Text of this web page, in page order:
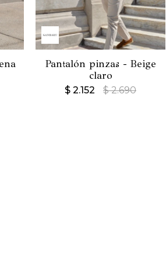
Pantalón pinzas - Beige
claro
$ 2.152 $ 2.690